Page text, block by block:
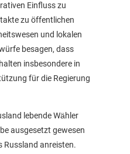
Einfluss zu
zu öffentlichen
und lokalen
besagen, dass
insbesondere in
für die Regierung
lebende Wähler
ausgesetzt gewesen
Russland anreisten.